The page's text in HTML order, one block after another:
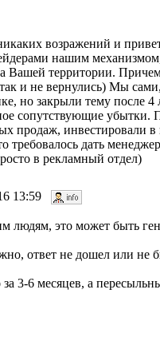
возражений и
нашим
Вашей территории.
и не вернулись) Мы сами,
но закрыли тему после
сопутствующие убытки.
продаж, инвестировали
требовалось дать
в рекламный отдел)
13:59
это может быть
ответ не дошел или не
3-6 месяцев, а